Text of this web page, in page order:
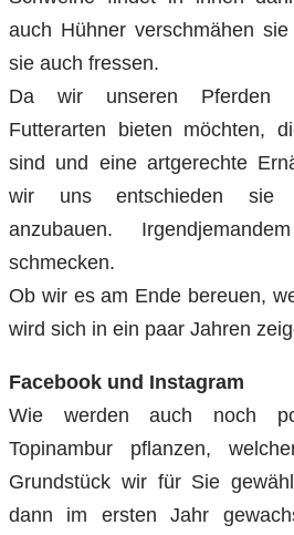
auch Hühner verschmähen
sie auch fressen.
Da wir unseren Pferden
Futterarten bieten möchten,
sind und eine artgerechte
wir uns entschieden sie
anzubauen.
schmecken.
Ob wir es am Ende bereuen,
wird sich in ein paar Jahren
Facebook und Instagram
Wie werden auch noch
Topinambur pflanzen,
Grundstück wir für Sie
dann im ersten Jahr